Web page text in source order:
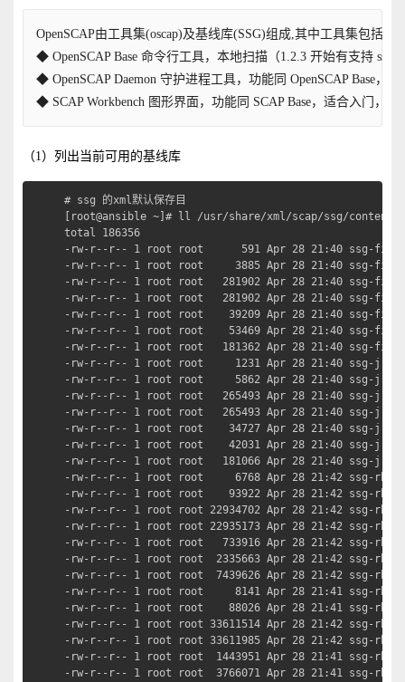
OpenSCAP由工具集(oscap)及基线库(SSG)组成,其中工具集包括如
◆ OpenSCAP Base 命令行工具，本地扫描（1.2.3 开始有支持 ssh
◆ OpenSCAP Daemon 守护进程工具，功能同 OpenSCAP Base，
◆ SCAP Workbench 图形界面，功能同 SCAP Base，适合入门，可
（1）列出当前可用的基线库
# ssg 的xml默认保存目
[root@ansible ~]# ll /usr/share/xml/scap/ssg/content/
total 186356
-rw-r--r-- 1 root root      591 Apr 28 21:40 ssg-
-rw-r--r-- 1 root root     3885 Apr 28 21:40 ssg-
-rw-r--r-- 1 root root   281902 Apr 28 21:40 ssg-
-rw-r--r-- 1 root root   281902 Apr 28 21:40 ssg-
-rw-r--r-- 1 root root    39209 Apr 28 21:40 ssg-
-rw-r--r-- 1 root root    53469 Apr 28 21:40 ssg-
-rw-r--r-- 1 root root   181362 Apr 28 21:40 ssg-
-rw-r--r-- 1 root root     1231 Apr 28 21:40 ssg-
-rw-r--r-- 1 root root     5862 Apr 28 21:40 ssg-jre-
-rw-r--r-- 1 root root   265493 Apr 28 21:40 ssg-jre-
-rw-r--r-- 1 root root   265493 Apr 28 21:40 ssg-jre-
-rw-r--r-- 1 root root    34727 Apr 28 21:40 ssg-
-rw-r--r-- 1 root root    42031 Apr 28 21:40 ssg-jre-
-rw-r--r-- 1 root root   181066 Apr 28 21:40 ssg-jre-
-rw-r--r-- 1 root root     6768 Apr 28 21:42 ssg-
-rw-r--r-- 1 root root    93922 Apr 28 21:42 ssg-
-rw-r--r-- 1 root root 22934702 Apr 28 21:42 ssg-
-rw-r--r-- 1 root root 22935173 Apr 28 21:42 ssg-
-rw-r--r-- 1 root root   733916 Apr 28 21:42 ssg-
-rw-r--r-- 1 root root  2335663 Apr 28 21:42 ssg-
-rw-r--r-- 1 root root  7439626 Apr 28 21:42 ssg-
-rw-r--r-- 1 root root     8141 Apr 28 21:41 ssg-
-rw-r--r-- 1 root root    88026 Apr 28 21:41 ssg-
-rw-r--r-- 1 root root 33611514 Apr 28 21:42 ssg-
-rw-r--r-- 1 root root 33611985 Apr 28 21:42 ssg-
-rw-r--r-- 1 root root  1443951 Apr 28 21:41 ssg-
-rw-r--r-- 1 root root  3766071 Apr 28 21:41 ssg-